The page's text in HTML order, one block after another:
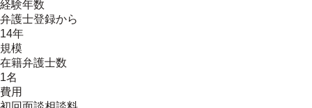
経験年数
弁護士登録から
14年
規模
在籍弁護士数
1名
費用